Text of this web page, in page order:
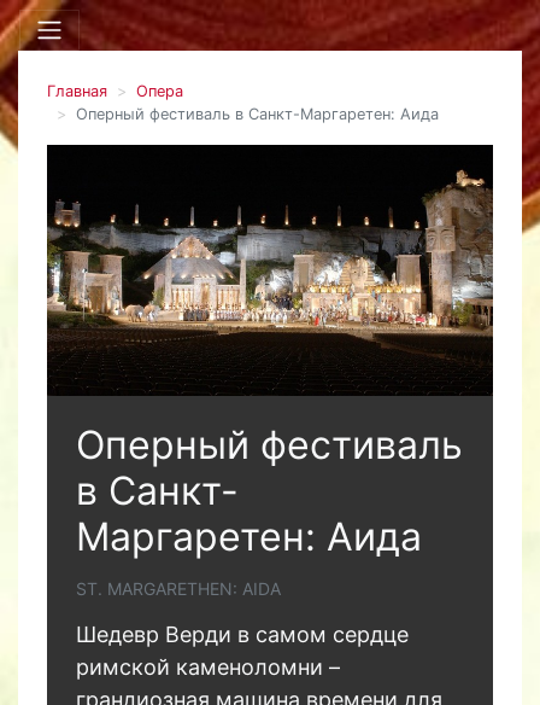
Главная
Опера
Оперный фестиваль в Санкт-Маргаретен: Аида
Оперный фестиваль
в Санкт-
Маргаретен: Аида
ST. MARGARETHEN: AIDA
Шедевр Верди в самом сердце
римской каменоломни –
грандиозная машина времени для